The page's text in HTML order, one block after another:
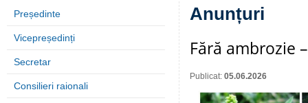
Președinte
Vicepreședinți
Secretar
Consilieri raionali
Anunțuri
Fără ambrozie
Publicat: 05.06.2026